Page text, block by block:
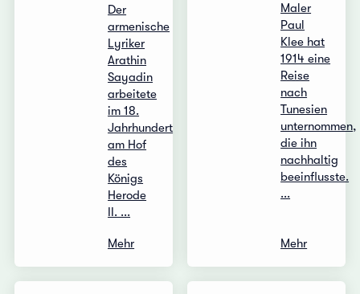
Der
armenische
Lyriker
Arathin
Sayadin
arbeitete
im 18.
Jahrhundert
am Hof
des
Königs
Herode
II. ...
Mehr
Maler
Paul
Klee hat
1914 eine
Reise
nach
Tunesien
unternommen,
die ihn
nachhaltig
beeinflusste.
...
Mehr